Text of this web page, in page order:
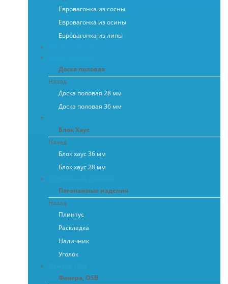
Евровагонка из сосны
Евровагонка из осины
Евровагонка из липы
Доска половая
Назад
Доска половая 28 мм
Доска половая 36 мм
Блок Хаус
Назад
Блок хаус 36 мм
Блок хаус 28 мм
Погонажные изделия
Назад
Плинтус
Раскладка
Наличник
Уголок
Фанера, OSB